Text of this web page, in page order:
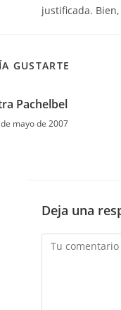
justificada.
GUSTARTE
Pachelbel
mayo de 2007
Deja una
Comentario